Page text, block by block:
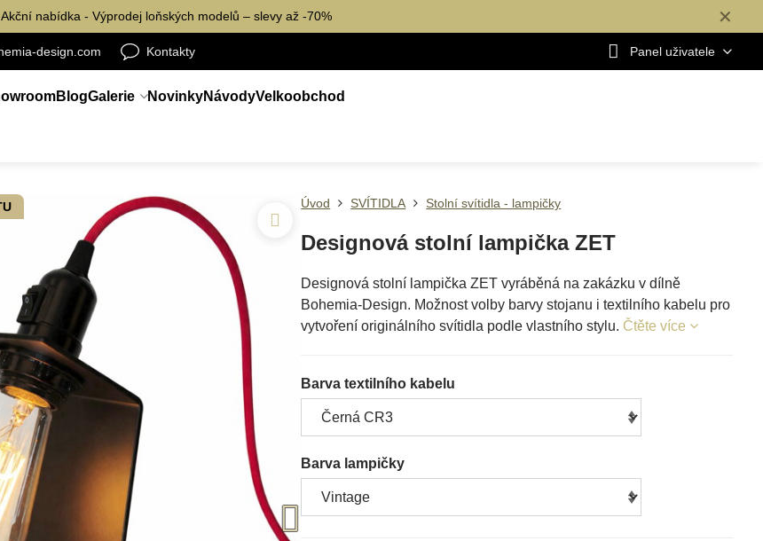
✕
Akční nabídka - Výprodej loňských modelů – slevy až -70%
design.com Kontakty Panel uživatele
BlogGalerie NovinkyNávodyVelkoobchod
Úvod SVÍTIDLA Stolní svítidla - lampičky
Designová stolní lampička ZET
Designová stolní lampička ZET vyráběná na zakázku v dílně
Bohemia-Design. Možnost volby barvy stojanu i textilního kabelu pro
vytvoření originálního svítidla podle vlastního stylu. Čtěte více
Barva textilního kabelu
Barva lampičky